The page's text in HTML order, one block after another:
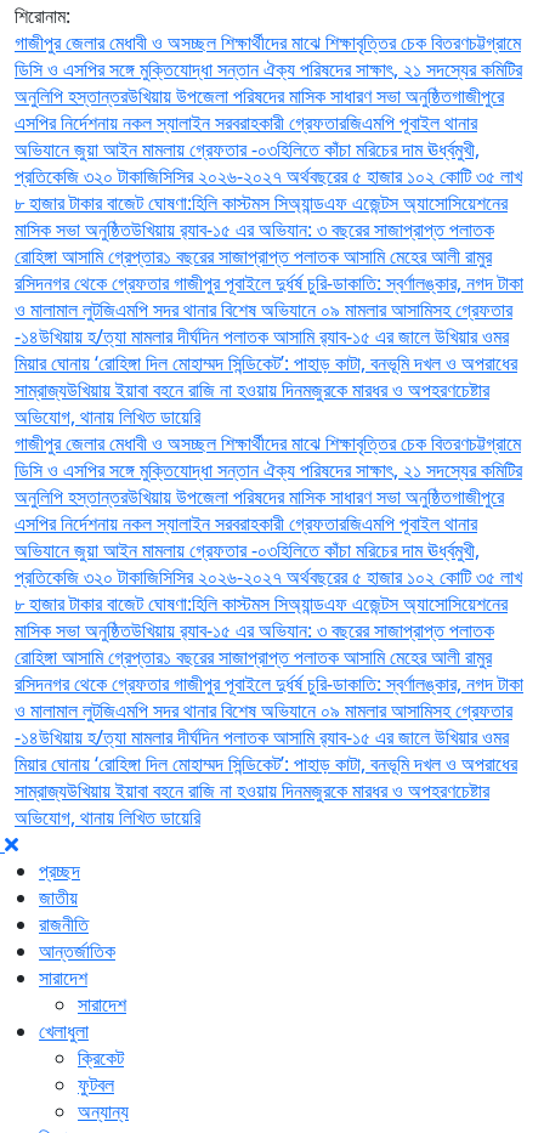
শিরোনাম:
গাজীপুর জেলার মেধাবী ও অসচ্ছল শিক্ষার্থীদের মাঝে শিক্ষাবৃত্তির চেক বিতরণচট্টগ্রামে
ডিসি ও এসপির সঙ্গে মুক্তিযোদ্ধা সন্তান ঐক্য পরিষদের সাক্ষাৎ, ২১ সদস্যের কমিটির
অনুলিপি হস্তান্তরউখিয়ায় উপজেলা পরিষদের মাসিক সাধারণ সভা অনুষ্ঠিতগাজীপুরে
এসপির নির্দেশনায় নকল স্যালাইন সরবরাহকারী গ্রেফতারজিএমপি পূবাইল থানার
অভিযানে জুয়া আইন মামলায় গ্রেফতার -০৩হিলিতে কাঁচা মরিচের দাম ঊর্ধ্বমুখী,
প্রতিকেজি ৩২০ টাকাজিসিসির ২০২৬-২০২৭ অর্থবছরের ৫ হাজার ১০২ কোটি ৩৫ লাখ
৮ হাজার টাকার বাজেট ঘোষণা:হিলি কাস্টমস সিঅ্যান্ডএফ এজেন্টস অ্যাসোসিয়েশনের
মাসিক সভা অনুষ্ঠিতউখিয়ায় র‍্যাব-১৫ এর অভিযান: ৩ বছরের সাজাপ্রাপ্ত পলাতক
রোহিঙ্গা আসামি গ্রেপ্তার১ বছরের সাজাপ্রাপ্ত পলাতক আসামি মেহের আলী রামুর
রসিদনগর থেকে গ্রেফতার ‎গাজীপুর পূবাইলে দুর্ধর্ষ চুরি-ডাকাতি: স্বর্ণালঙ্কার, নগদ টাকা
ও মালামাল লুটজিএমপি সদর থানার বিশেষ অভিযানে ০৯ মামলার আসামিসহ গ্রেফতার
-১৪উখিয়ায় হ/ত্যা মামলার দীর্ঘদিন পলাতক আসামি র‌্যাব-১৫ এর জালে ‎‎উখিয়ার ওমর
মিয়ার ঘোনায় ‘রোহিঙ্গা দিল মোহাম্মদ সিন্ডিকেট’: পাহাড় কাটা, বনভূমি দখল ও অপরাধের
সাম্রাজ্যউখিয়ায় ইয়াবা বহনে রাজি না হওয়ায় দিনমজুরকে মারধর ও অপহরণচেষ্টার
অভিযোগ, থানায় লিখিত ডায়েরি
গাজীপুর জেলার মেধাবী ও অসচ্ছল শিক্ষার্থীদের মাঝে শিক্ষাবৃত্তির চেক বিতরণচট্টগ্রামে
ডিসি ও এসপির সঙ্গে মুক্তিযোদ্ধা সন্তান ঐক্য পরিষদের সাক্ষাৎ, ২১ সদস্যের কমিটির
অনুলিপি হস্তান্তরউখিয়ায় উপজেলা পরিষদের মাসিক সাধারণ সভা অনুষ্ঠিতগাজীপুরে
এসপির নির্দেশনায় নকল স্যালাইন সরবরাহকারী গ্রেফতারজিএমপি পূবাইল থানার
অভিযানে জুয়া আইন মামলায় গ্রেফতার -০৩হিলিতে কাঁচা মরিচের দাম ঊর্ধ্বমুখী,
প্রতিকেজি ৩২০ টাকাজিসিসির ২০২৬-২০২৭ অর্থবছরের ৫ হাজার ১০২ কোটি ৩৫ লাখ
৮ হাজার টাকার বাজেট ঘোষণা:হিলি কাস্টমস সিঅ্যান্ডএফ এজেন্টস অ্যাসোসিয়েশনের
মাসিক সভা অনুষ্ঠিতউখিয়ায় র‍্যাব-১৫ এর অভিযান: ৩ বছরের সাজাপ্রাপ্ত পলাতক
রোহিঙ্গা আসামি গ্রেপ্তার১ বছরের সাজাপ্রাপ্ত পলাতক আসামি মেহের আলী রামুর
রসিদনগর থেকে গ্রেফতার ‎গাজীপুর পূবাইলে দুর্ধর্ষ চুরি-ডাকাতি: স্বর্ণালঙ্কার, নগদ টাকা
ও মালামাল লুটজিএমপি সদর থানার বিশেষ অভিযানে ০৯ মামলার আসামিসহ গ্রেফতার
-১৪উখিয়ায় হ/ত্যা মামলার দীর্ঘদিন পলাতক আসামি র‌্যাব-১৫ এর জালে ‎‎উখিয়ার ওমর
মিয়ার ঘোনায় ‘রোহিঙ্গা দিল মোহাম্মদ সিন্ডিকেট’: পাহাড় কাটা, বনভূমি দখল ও অপরাধের
সাম্রাজ্যউখিয়ায় ইয়াবা বহনে রাজি না হওয়ায় দিনমজুরকে মারধর ও অপহরণচেষ্টার
অভিযোগ, থানায় লিখিত ডায়েরি
প্রচ্ছদ
জাতীয়
রাজনীতি
আন্তর্জাতিক
সারাদেশ
সারাদেশ
খেলাধুলা
ক্রিকেট
ফুটবল
অন্যান্য